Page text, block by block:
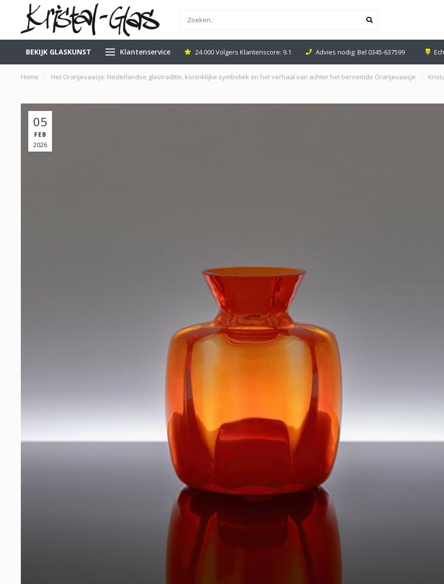
BEKIJK GLASKUNST Klantenservice
Verzenden 24.000 Volgers Klantenscore: 9.1 Advies nodig: Bel0345-637599 Echte Glaswinkel in Leerdam
Home / Het Oranjevaasje: Nederlandse glastraditie, koninklijke symboliek en het verhaal van achter het beroemde Oranjevaasje /
05
FEB
2026